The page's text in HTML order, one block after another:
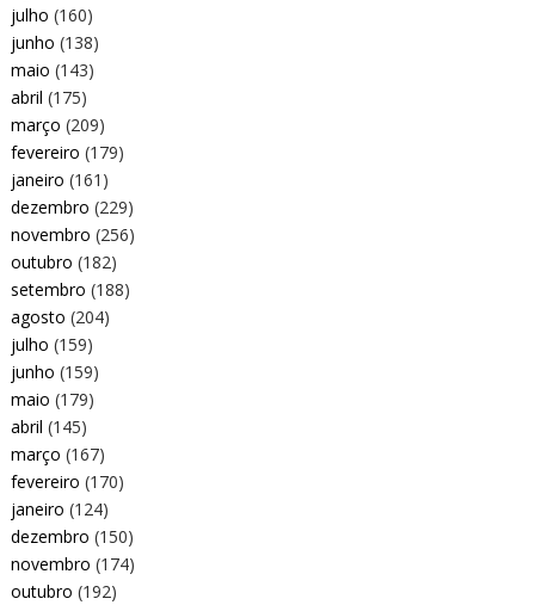
julho (160)
junho (138)
maio (143)
abril (175)
março (209)
fevereiro (179)
janeiro (161)
dezembro (229)
novembro (256)
outubro (182)
setembro (188)
agosto (204)
julho (159)
junho (159)
maio (179)
abril (145)
março (167)
fevereiro (170)
janeiro (124)
dezembro (150)
novembro (174)
outubro (192)